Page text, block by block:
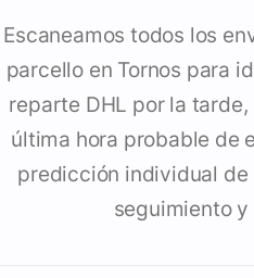
Escaneamos todos los
parcello en Tornos para
reparte DHL por la
última hora probable de
predicción individual de
seguimiento